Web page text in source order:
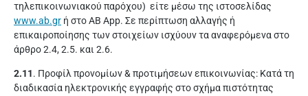
τηλεπικοινωνιακού παρόχου) είτε μέσω της ιστοσελίδας
www.ab.gr ή στο AB App. Σε περίπτωση αλλαγής ή
επικαιροποίησης των στοιχείων ισχύουν τα αναφερόμενα στο
άρθρο 2.4, 2.5. και 2.6.
2.11. Προφίλ προνομίων & προτιμήσεων επικοινωνίας: Κατά τη
διαδικασία ηλεκτρονικής εγγραφής στο σχήμα πιστότητας